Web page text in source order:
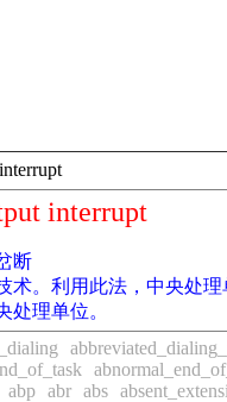
interrupt
断
术。利用此法，中央处
处理单位。
abp abr abs